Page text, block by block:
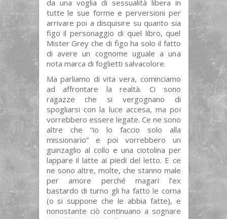
da una voglia di sessualità libera in
tutte le sue forme e perversioni per
arrivare poi a disquisire su quanto sia
figo il personaggio di quel libro, quel
Mister Grey che di figo ha solo il fatto
di avere un cognome uguale a una
nota marca di foglietti salvacolore.
Ma parliamo di vita vera, cominciamo
ad affrontare la realtà. Ci sono
ragazze che si vergognano di
spogliarsi con la luce accesa, ma poi
vorrebbero essere legate. Ce ne sono
altre che “io lo faccio solo alla
missionario” e poi vorrebbero un
guinzaglio al collo e una ciotolina per
lappare il latte ai piedi del letto. E ce
ne sono altre, molte, che stanno male
per amore perché magari l’ex
bastardo di turno gli ha fatto le corna
(o si suppone che le abbia fatte), e
nonostante ciò continuano a sognare